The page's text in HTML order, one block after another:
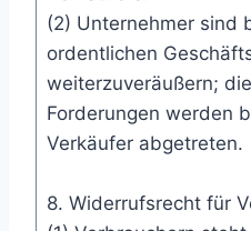
(2) Unternehmer sind
ordentlichen
weiterzuveräußern;
Forderungen werden
Verkäufer abgetreten.
8. Widerrufsrecht für